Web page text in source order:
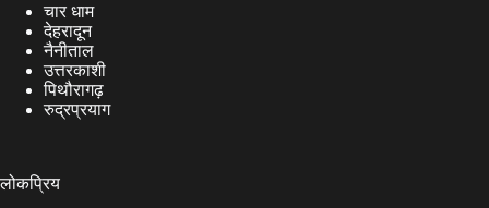
चार धाम
देहरादून
नैनीताल
उत्तरकाशी
पिथौरागढ़
रुद्रप्रयाग
लोकप्रिय